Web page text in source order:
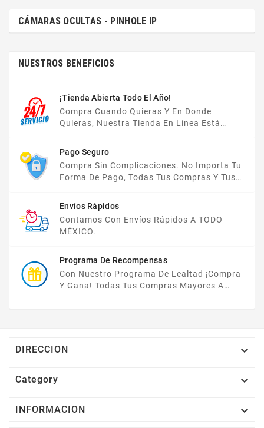
CÁMARAS OCULTAS - PINHOLE IP
NUESTROS BENEFICIOS
¡Tienda Abierta Todo El Año!
Compra Cuando Quieras Y En Donde
Quieras, Nuestra Tienda En Línea Está
La Semana.
Pago Seguro
Compra Sin Complicaciones. No Importa Tu
Forma De Pago, Todas Tus Compras Y Tus
Envíos Rápidos
Contamos Con Envíos Rápidos A TODO
MÉXICO.
Programa De Recompensas
Con Nuestro Programa De Lealtad ¡compra
Y Gana! Todas Tus Compras Mayores A
DIRECCION 
Category 
INFORMACION 